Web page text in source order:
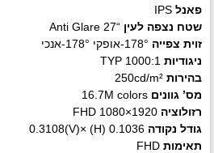
פאנל IPS
שטח נצפה לעין “27 Anti Glare
זוית צפייה 178°-אופקי 178°-אנכי
ניגודיות 1000:1 TYP
בהירות 250cd/m²
מס’ גוונים 16.7M colors
רזולוציה 1920×1080 FHD
גודל נקודה 0.1036 (H) ×0.3108(V)
תאימות FHD